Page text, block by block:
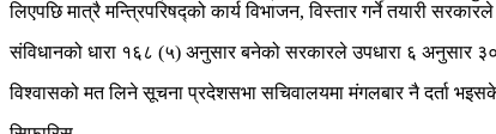
लिएपछि मात्रै मन्त्रिपरिषद्को कार्य विभाजन, विस्तार गर्ने तयारी
संविधानको धारा १६८ (५) अनुसार बनेको सरकारले उपधारा ६ अनुसार
विश्वासको मत लिने सूचना प्रदेशसभा सचिवालयमा मंगलबार नै दर्ता